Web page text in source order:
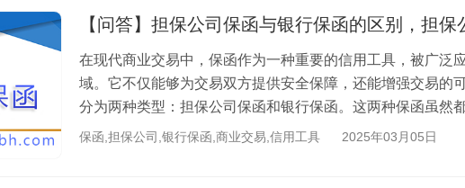
【问答】担保公司保函与银行保函的区别，担保
在现代商业交易中，保函作为一种重要的信用工具，被广泛
域。它不仅能够为交易双方提供安全保障，还能增强交易的
分为两种类型：担保公司保函和银行保函。这两种保函虽然
却存在显著的区别。本文将从多个维度为...
保函,担保公司,银行保函,商业交易,信用工具 2025年03月05日